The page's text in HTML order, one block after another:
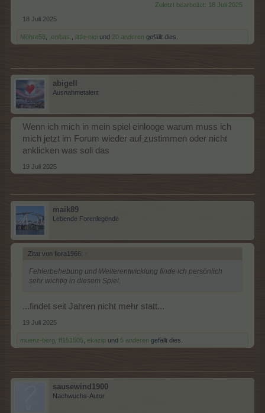
Zuletzt bearbeitet: 18 Juli 2025
18 Juli 2025
Möhre58 .enibas. little-nici und 20 anderen gefällt dies.
abigell
Ausnahmetalent
Wenn ich mich in mein spiel einlooge warum muss ich
mich jetzt im Forum wieder auf zustimmen oder nicht
anklicken was soll das
19 Juli 2025
maik89
Lebende Forenlegende
Zitat von flora1966: ↑
Fehlerbehebung und Weiterentwicklung finde ich persönlich
sehr wichtig in diesem Spiel.
...findet seit Jahren nicht mehr statt...
19 Juli 2025
muenz-berg ff151505 ekazip und 5 anderen gefällt dies.
sausewind1900
Nachwuchs-Autor